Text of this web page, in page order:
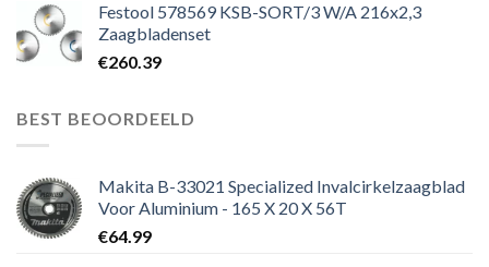
Festool 578569 KSB-SORT/3 W/A 216x2,3
Zaagbladenset
€260.39
BEST BEOORDEELD
Makita B-33021 Specialized Invalcirkelzaagblad
Voor Aluminium - 165 X 20 X 56T
€64.99